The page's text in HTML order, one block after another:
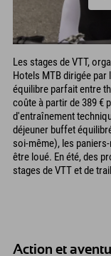
Les stages de VTT,
Hotels MTB dirigée
équilibre parfait entre
coûte à partir de 389 €
d'entraînement
déjeuner buffet
soi-même), les
être loué. En été, des
stages de VTT et de
Action et